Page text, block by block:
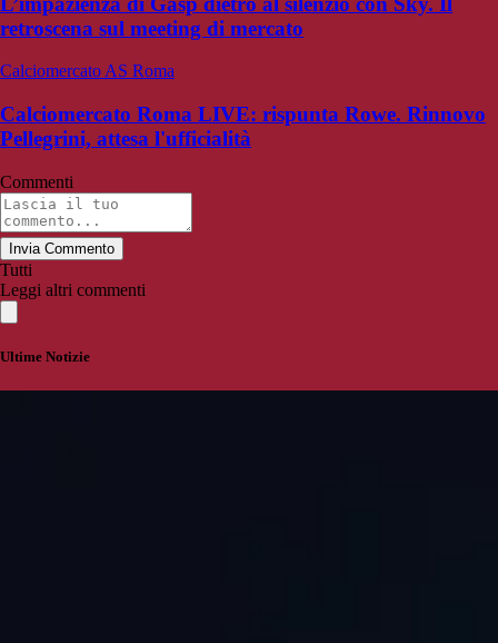
retroscena sul meeting di mercato
Calciomercato AS Roma
Calciomercato Roma LIVE: rispunta Rowe. Rinnovo
Pellegrini, attesa l'ufficialità
Commenti
Invia Commento
Tutti
Leggi altri commenti
Ultime Notizie